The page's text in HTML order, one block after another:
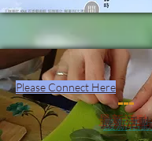
Please Connect Here
最新活動